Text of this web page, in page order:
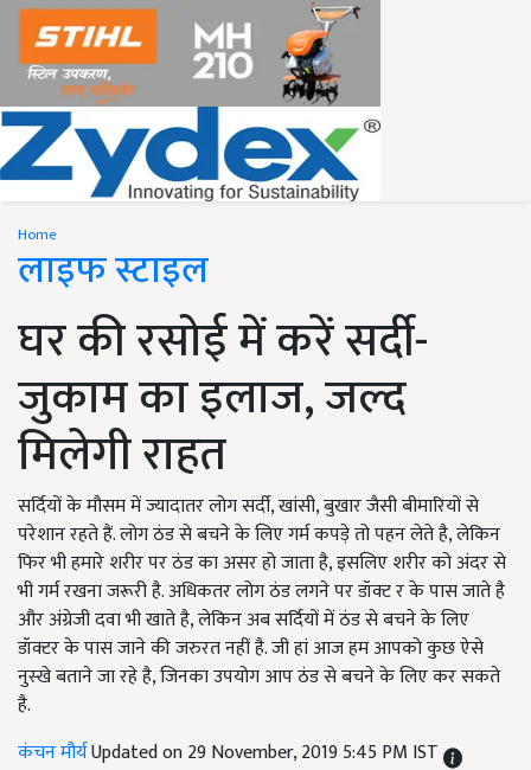
Home
लाइफ स्टाइल
घर की रसोई में करें सर्दी-
जुकाम का इलाज, जल्द
मिलेगी राहत
सर्दियों के मौसम में ज्यादातर लोग सर्दी, खांसी, बुखार जैसी बीमारियों से
परेशान रहते हैं. लोग ठंड से बचने के लिए गर्म कपड़े तो पहन लेते है, लेकिन
फिर भी हमारे शरीर पर ठंड का असर हो जाता है, इसलिए शरीर को अंदर से
भी गर्म रखना जरूरी है. अधिकतर लोग ठंड लगने पर डॉक्ट र के पास जाते है
और अंग्रेजी दवा भी खाते है, लेकिन अब सर्दियों में ठंड से बचने के लिए
डॉक्टर के पास जाने की जरुरत नहीं है. जी हां आज हम आपको कुछ ऐसे
नुस्खे बताने जा रहे है, जिनका उपयोग आप ठंड से बचने के लिए कर सकते
है.
कंचन मौर्यUpdated on 29 November, 2019 5:45 PM IST